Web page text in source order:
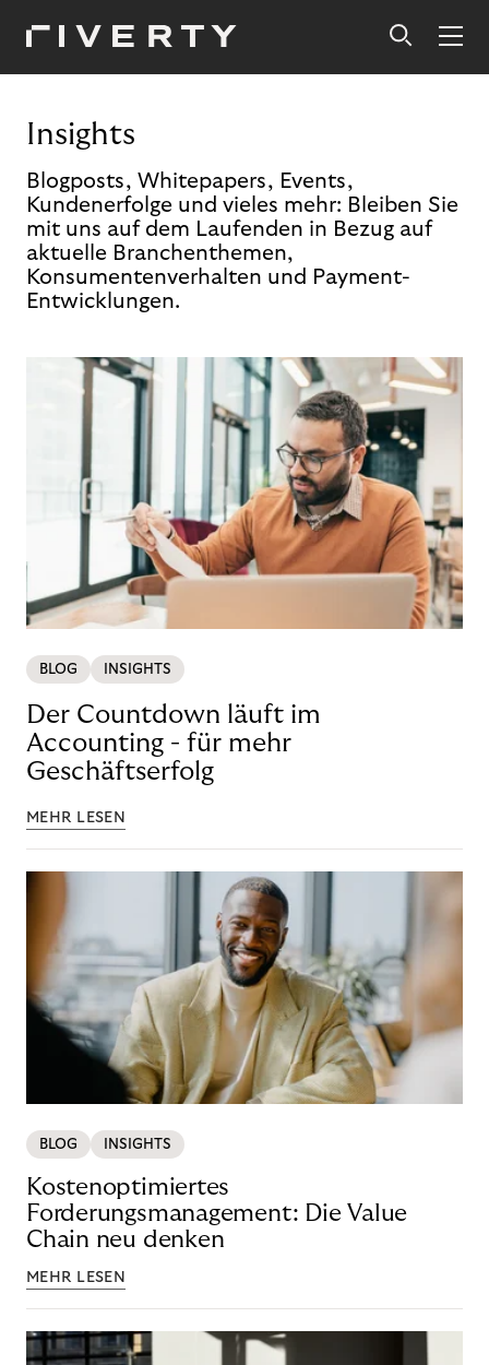
Insights
Blogposts, Whitepapers, Events,
Kundenerfolge und vieles mehr: Bleiben Sie
mit uns auf dem Laufenden in Bezug auf
aktuelle Branchenthemen,
Konsumentenverhalten und Payment-
Entwicklungen.
BLOG INSIGHTS
Der Countdown läuft im
Accounting - für mehr
Geschäftserfolg
MEHR LESEN
BLOG INSIGHTS
Kostenoptimiertes
Forderungsmanagement: Die Value
Chain neu denken
MEHR LESEN